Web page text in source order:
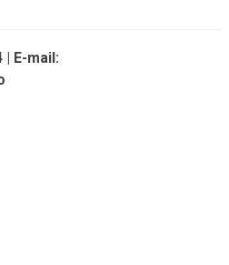
| E-mail: